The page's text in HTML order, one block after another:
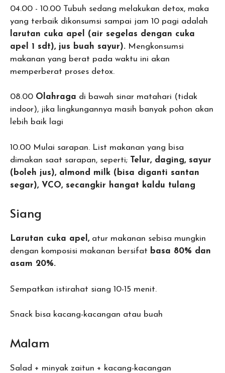
04.00 - 10.00 Tubuh sedang melakukan detox, maka
yang terbaik dikonsumsi sampai jam 10 pagi adalah
larutan cuka apel (air segelas dengan cuka
apel 1 sdt), jus buah sayur). Mengkonsumsi
makanan yang berat pada waktu ini akan
memperberat proses detox.
08.00 Olahraga di bawah sinar matahari (tidak
indoor), jika lingkungannya masih banyak pohon akan
lebih baik lagi
10.00 Mulai sarapan. List makanan yang bisa
dimakan saat sarapan, seperti;
Telur, daging, sayur
(boleh jus), almond milk (bisa diganti santan
segar), VCO, secangkir hangat kaldu tulang
Siang
Larutan cuka apel, atur makanan sebisa mungkin
dengan komposisi makanan bersifat basa 80% dan
asam 20%.
Sempatkan istirahat siang 10-15 menit.
Snack bisa kacang-kacangan atau buah
Malam
Salad + minyak zaitun + kacang-kacangan